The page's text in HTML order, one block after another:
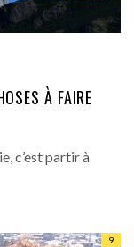
À FAIRE
c’est partir à
9